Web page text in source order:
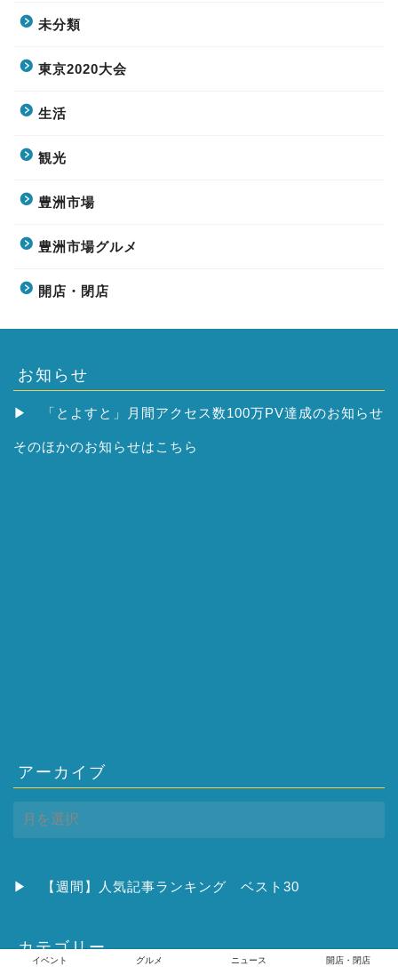
未分類
東京2020大会
生活
観光
豊洲市場
豊洲市場グルメ
開店・閉店
お知らせ
▶ 「とよすと」月間アクセス数100万PV達成のお知らせ
そのほかのお知らせはこちら
アーカイブ
ー
ブ
▶ 【週間】人気記事ランキング ベスト30
カテゴリー
イベント グルメ ニュース 開店・閉店